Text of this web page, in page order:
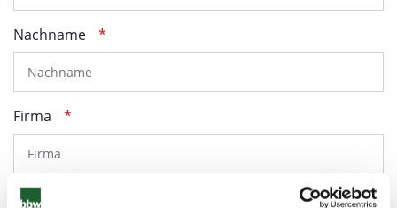
Nachname *
Firma *
Abteilung